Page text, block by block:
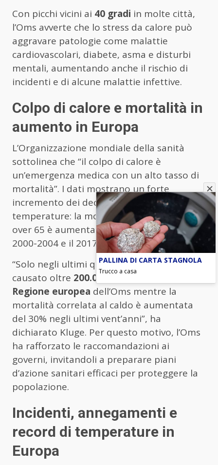
Con picchi vicini ai 40 gradi in molte città,
l’Oms avverte che lo stress da calore può
aggravare patologie come malattie
cardiovascolari, diabete, asma e disturbi
mentali, aumentando anche il rischio di
incidenti e di alcune malattie infettive.
Colpo di calore e mortalità in
aumento in Europa
L’Organizzazione mondiale della sanità
sottolinea che “il colpo di calore è
un’emergenza medica con un alto tasso di
mortalità”. I dati mostrano un forte
incremento dei decessi legati alle alte
temperature: la mortalità tra le persone
over 65 è aumentata di circa l’85% tra il
2000-2004 e il 2017-2021.
“Solo negli ultimi quattro anni, il caldo ha
causato oltre 200.000 decessi nella
Regione europea dell’Oms mentre la
mortalità correlata al caldo è aumentata
del 30% negli ultimi vent’anni”, ha
dichiarato Kluge. Per questo motivo, l’Oms
ha rafforzato le raccomandazioni ai
governi, invitandoli a preparare piani
d’azione sanitari efficaci per proteggere la
popolazione.
Incidenti, annegamenti e
record di temperature in
Europa
PALLINA DI CARTA STAGNOLA
Trucco a casa